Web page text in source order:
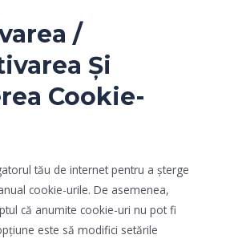
/
Și
Cookie-
tău de internet pentru a șterge
cookie-urile. De asemenea,
că anumite cookie-uri nu pot fi
este să modifici setările